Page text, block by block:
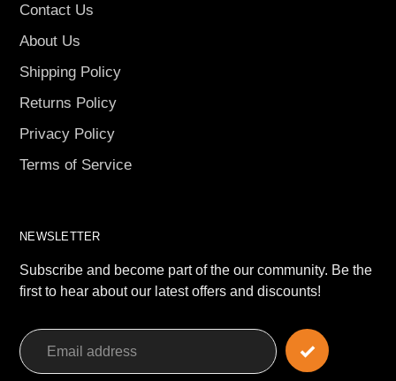
Contact Us
About Us
Shipping Policy
Returns Policy
Privacy Policy
Terms of Service
NEWSLETTER
Subscribe and become part of the our community. Be the
first to hear about our latest offers and discounts!